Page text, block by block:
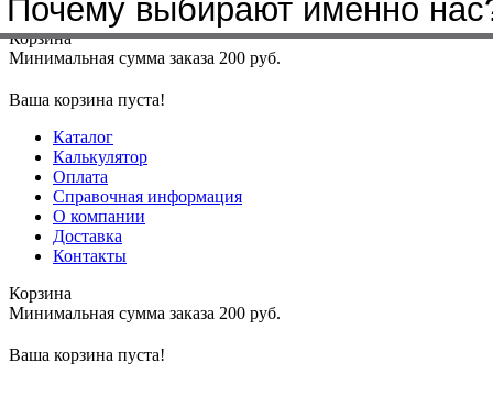
Меню+7(4912)50-37-50sbit@krep62.ru
Корзина
Минимальная сумма заказа 200 руб.
Ваша корзина пуста!
Каталог
Калькулятор
Оплата
Справочная информация
О компании
Доставка
Контакты
Корзина
Минимальная сумма заказа 200 руб.
Ваша корзина пуста!
Почему выбирают именно